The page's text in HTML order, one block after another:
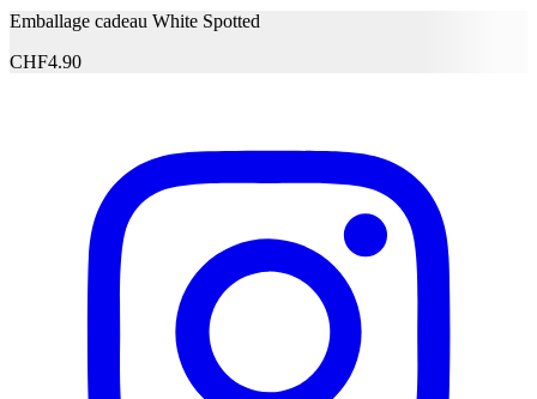
BENZYL ALCOHOL PARFUM / FRAGRANCE
(F.I.L. Z70072687/1). DISCLAIMER: Les
Nom du fabricant
N° d’article du fabricant
3600542509510
Garantie du fabricant
0 mois
Informations sur la garantie
Signaler une erreur
Emballage cadeau White Spotted
CHF4.90